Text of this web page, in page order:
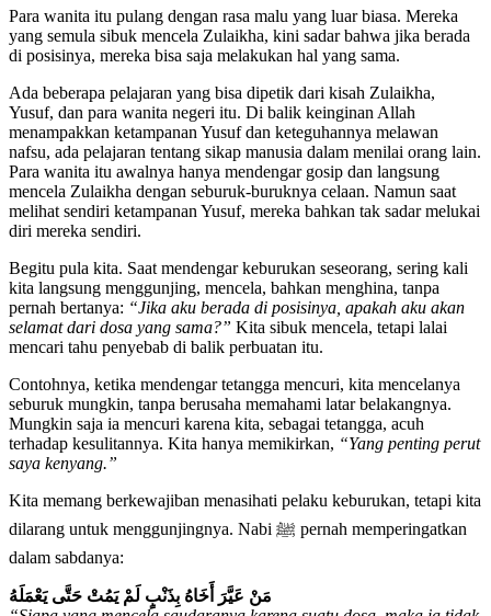
Para wanita itu pulang dengan rasa malu yang luar biasa. Mereka
yang semula sibuk mencela Zulaikha, kini sadar bahwa jika berada
di posisinya, mereka bisa saja melakukan hal yang sama.
Ada beberapa pelajaran yang bisa dipetik dari kisah Zulaikha,
Yusuf, dan para wanita negeri itu. Di balik keinginan Allah
menampakkan ketampanan Yusuf dan keteguhannya melawan
nafsu, ada pelajaran tentang sikap manusia dalam menilai orang lain.
Para wanita itu awalnya hanya mendengar gosip dan langsung
mencela Zulaikha dengan seburuk-buruknya celaan. Namun saat
melihat sendiri ketampanan Yusuf, mereka bahkan tak sadar melukai
diri mereka sendiri.
Begitu pula kita. Saat mendengar keburukan seseorang, sering kali
kita langsung menggunjing, mencela, bahkan menghina, tanpa
pernah bertanya: “Jika aku berada di posisinya, apakah aku akan
selamat dari dosa yang sama?” Kita sibuk mencela, tetapi lalai
mencari tahu penyebab di balik perbuatan itu.
Contohnya, ketika mendengar tetangga mencuri, kita mencelanya
seburuk mungkin, tanpa berusaha memahami latar belakangnya.
Mungkin saja ia mencuri karena kita, sebagai tetangga, acuh
terhadap kesulitannya. Kita hanya memikirkan, “Yang penting perut
saya kenyang.”
Kita memang berkewajiban menasihati pelaku keburukan, tetapi kita
dilarang untuk menggunjingnya. Nabi ﷺ pernah memperingatkan
dalam sabdanya:
مَنْ عَيَّرَ أَخَاهُ بِذَنْبٍ لَمْ يَمُتْ حَتَّى يَعْمَلَهُ